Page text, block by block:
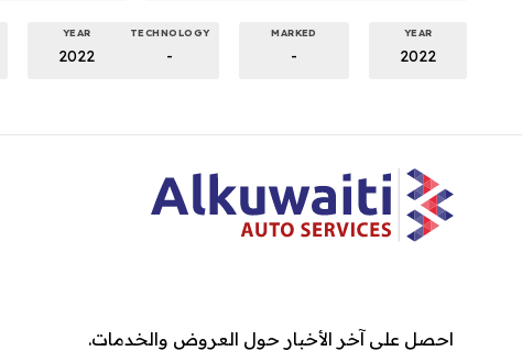
YEAR
2022
MARKED
-
TECHNOLOGY
-
YEAR
2022
احصل على آخر الأخبار حول العروض والخدمات.